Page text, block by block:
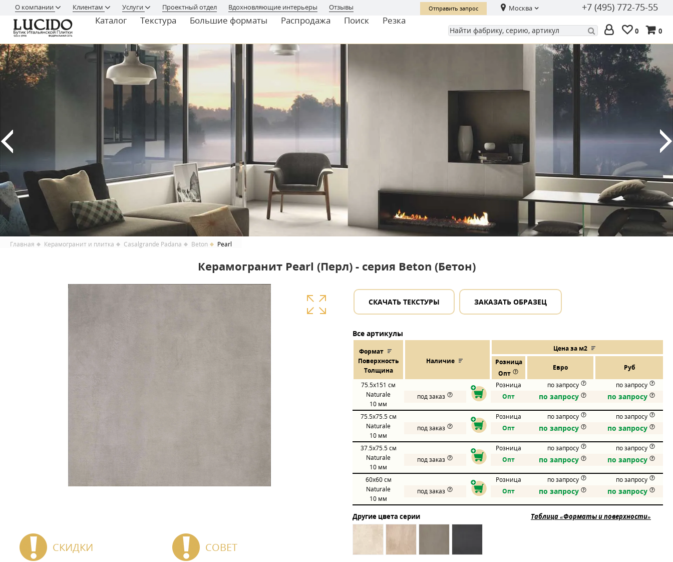
О компании Клиентам Услуги Проектный отдел Вдохновляющие интерьеры Отзывы Отправить запрос Москва +7 (495) 772-75-55
Каталог Текстура Большие форматы Распродажа Поиск Резка
0 0
Главная Керамогранит и плитка Casalgrande Padana Beton Pearl
Керамогранит Pearl (Перл) - серия Beton (Бетон)
СКИДКИ СОВЕТ
СКАЧАТЬ ТЕКСТУРЫ ЗАКАЗАТЬ ОБРАЗЕЦ
Все артикулы
Формат
Поверхность
Толщина
Наличие
Цена за м2
Розница
Евро Руб
Опт
75.5x151 см
Naturale
10 мм
Розница по запросу
по запросу
под заказ
Опт по запросу по запросу
75.5x75.5см
Naturale
10 мм
Розница по запросу
по запросу
под заказ
Опт по запросу по запросу
37.5x75.5см
Naturale
10 мм
Розница по запросу
по запросу
под заказ
Опт по запросу по запросу
60x60см
Naturale
10 мм
Розница по запросу
по запросу
под заказ
Опт по запросу по запросу
Другие цвета серии Таблица «Форматы и поверхности»